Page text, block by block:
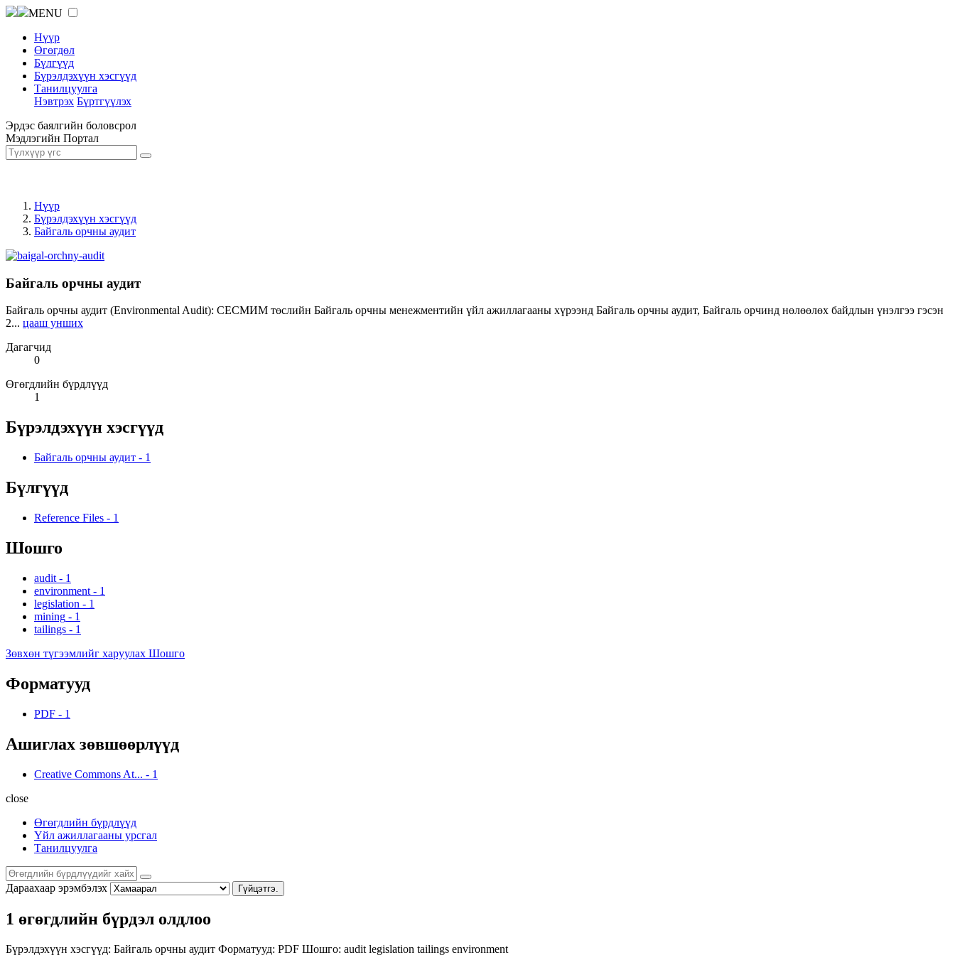
MENU
Нүүр
Өгөгдөл
Бүлгүүд
Бүрэлдэхүүн хэсгүүд
Танилцуулга
Нэвтрэх Бүртгүүлэх
Эрдэс баялгийн боловсрол
Мэдлэгийн Портал
Нүүр
Бүрэлдэхүүн хэсгүүд
Байгаль орчны аудит
Байгаль орчны аудит
Байгаль орчны аудит (Environmental Audit): СЕСМИМ төслийн Байгаль орчны менежментийн үйл ажиллагааны хүрээнд Байгаль орчны аудит, Байгаль орчинд нөлөөлөх байдлын үнэлгээ гэсэн
2... цааш унших
Дагагчид
0
Өгөгдлийн бүрдлүүд
1
Бүрэлдэхүүн хэсгүүд
Байгаль орчны аудит - 1
Бүлгүүд
Reference Files - 1
Шошго
audit - 1
environment - 1
legislation - 1
mining - 1
tailings - 1
Зөвхөн түгээмлийг харуулах Шошго
Форматууд
PDF - 1
Ашиглах зөвшөөрлүүд
Creative Commons At... - 1
close
Өгөгдлийн бүрдлүүд
Үйл ажиллагааны урсгал
Танилцуулга
Дараахаар эрэмбэлэх Гүйцэтгэ.
1 өгөгдлийн бүрдэл олдлоо
Бүрэлдэхүүн хэсгүүд: Байгаль орчны аудит Форматууд: PDF Шошго: audit legislation tailings environment